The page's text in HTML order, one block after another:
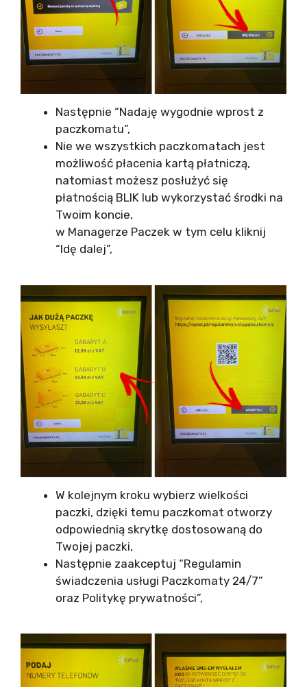
Następnie “Nadaję wygodnie wprost z
paczkomatu”,
Nie we wszystkich paczkomatach jest
możliwość płacenia kartą płatniczą,
natomiast możesz posłużyć się
płatnością BLIK lub wykorzystać środki na
Twoim koncie,
w Managerze Paczek w tym celu kliknij
“Idę dalej”,
W kolejnym kroku wybierz wielkości
paczki, dzięki temu paczkomat otworzy
odpowiednią skrytkę dostosowaną do
Twojej paczki,
Następnie zaakceptuj “Regulamin
świadczenia usługi Paczkomaty 24/7”
oraz Politykę prywatności”,